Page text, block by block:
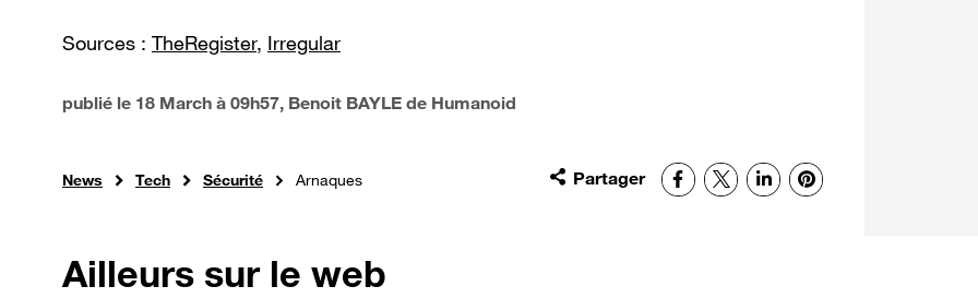
Sources : TheRegister, Irregular
publié le 18 March à 09h57, Benoit BAYLE de Humanoid
News Tech Sécurité Arnaques Partager Facebook
X LinkedInPinterest
Ailleurs sur le web